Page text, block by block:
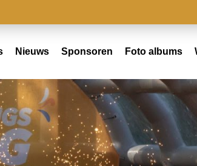
Nieuws Sponsoren Foto albums